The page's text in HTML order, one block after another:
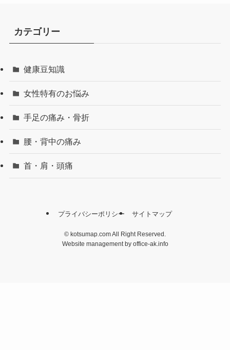
カテゴリー
健康豆知識
女性特有のお悩み
手足の痛み・骨折
腰・背中の痛み
首・肩・頭痛
プライバシーポリシー サイトマップ
© kotsumap.com All Right Reserved.
Website management by office-ak.info